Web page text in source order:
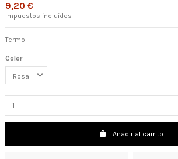
9,20 €
Impuestos incluidos
Termo
Color
Añadir al carrito